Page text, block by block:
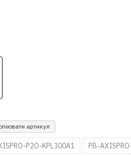
артикул
P2O-KPL300A1 PB-